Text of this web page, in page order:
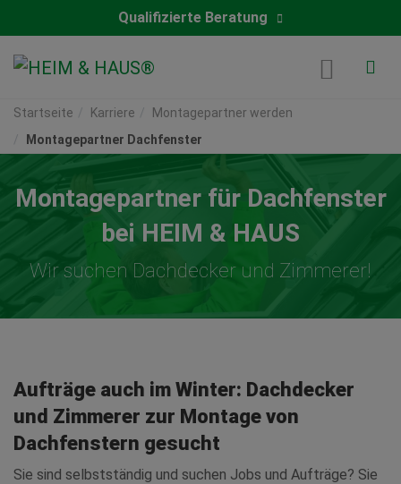
Qualifizierte Beratung
Startseite Karriere
Montagepartner werden
Montagepartner Dachfenster
Montagepartner für Dachfenster
bei HEIM & HAUS
Wir suchen Dachdecker und Zimmerer!
Aufträge auch im Winter: Dachdecker
und Zimmerer zur Montage von
Dachfenstern gesucht
Sie sind selbstständig und suchen Jobs und Aufträge? Sie